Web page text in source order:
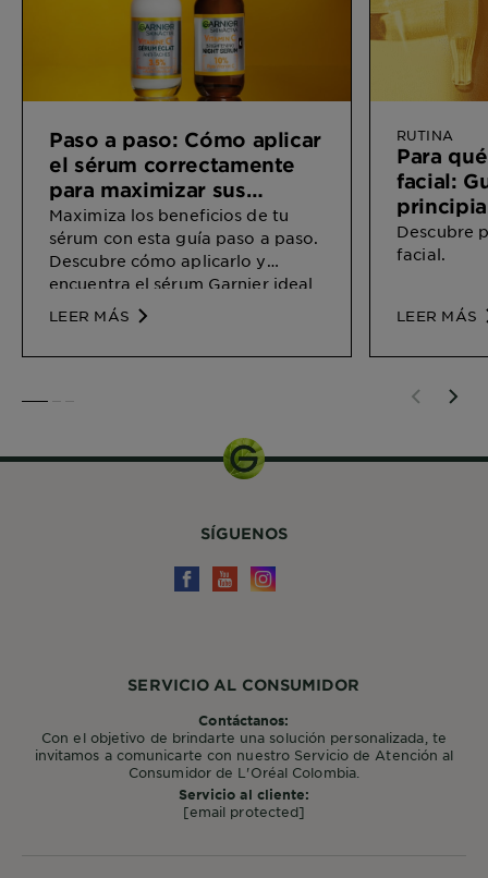
Paso a paso: Cómo aplicar
el sérum correctamente
para maximizar sus
beneficios
Maximiza los beneficios de tu
sérum con esta guía paso a paso.
Descubre cómo aplicarlo y
encuentra el sérum Garnier ideal
para tu tipo de piel.
LEER MÁS
RUTINA
Para
facial:
Descubre
facial.
LEER MÁS
SERVICIO AL CONSUMIDOR
Contáctanos:
Con el objetivo de brindarte una solución personalizada, te
invitamos a comunicarte con nuestro Servicio de Atención al
Consumidor de L'Oréal Colombia.
Servicio al cliente:
[email protected]
SÍGUENOS